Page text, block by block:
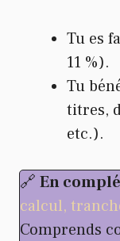
Tu es
11 %).
Tu
titres,
etc.).
🔗 En
calcul,
Comprends